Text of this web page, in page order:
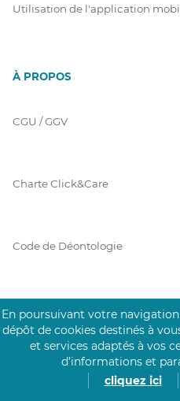
Utilisation de l'application
À PROPOS
CGU / GGV
Charte Click&Care
Code de Déontologie
Mentions Légales
Prérequis Click&Care
En poursuivant votre
dépôt de cookies destinés à
et services adaptés à vos
d’informations et
cliquez ici